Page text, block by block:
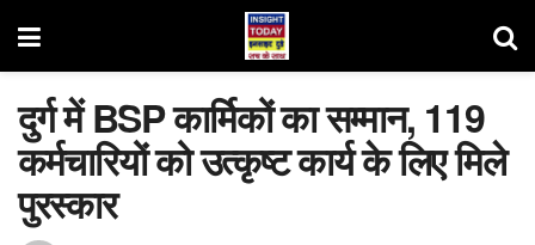
दुर्ग में BSP कार्मिकों का सम्मान, 119
कर्मचारियों को उत्कृष्ट कार्य के लिए मिले
पुरस्कार